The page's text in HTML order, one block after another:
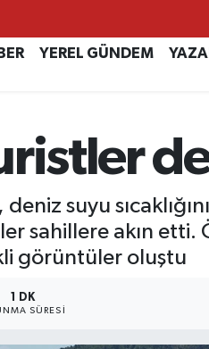
YEREL GÜNDEM
deniz suyu
sahillere akın
görüntüler oluştu
1 DK
SÜRESI